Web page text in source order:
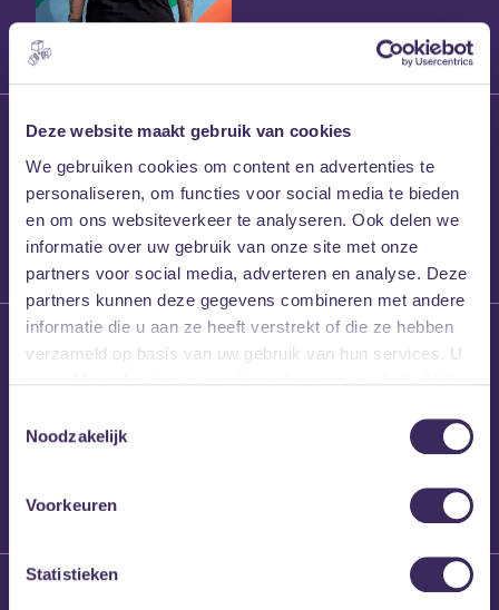
Deze website maakt gebruik van cookies
We gebruiken cookies om content en advertenties te
personaliseren, om functies voor social media te bieden
en om ons websiteverkeer te analyseren. Ook delen we
informatie over uw gebruik van onze site met onze
partners voor social media, adverteren en analyse. Deze
partners kunnen deze gegevens combineren met andere
informatie die u aan ze heeft verstrekt of die ze hebben
verzameld op basis van uw gebruik van hun services. U
Noodzakelijk
Voorkeuren
Statistieken
27 maart 2026
Willem’s Blog:
Frans Kalf
26 maart 2026
Willem’s Blog: High